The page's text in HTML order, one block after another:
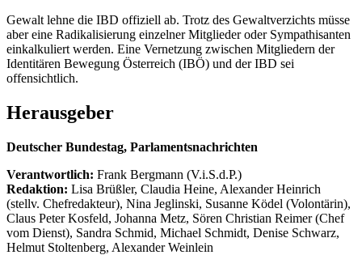
Gewalt lehne die IBD offiziell ab. Trotz des Gewaltverzichts müsse
aber eine Radikalisierung einzelner Mitglieder oder Sympathisanten
einkalkuliert werden. Eine Vernetzung zwischen Mitgliedern der
Identitären Bewegung Österreich (IBÖ) und der IBD sei
offensichtlich.
Herausgeber
Deutscher Bundestag, Parlamentsnachrichten
Verantwortlich: Frank Bergmann (V.i.S.d.P.)
Redaktion: Lisa Brüßler, Claudia Heine, Alexander Heinrich
(stellv. Chefredakteur), Nina Jeglinski, Susanne Ködel (Volontärin),
Claus Peter Kosfeld, Johanna Metz, Sören Christian Reimer (Chef
vom Dienst), Sandra Schmid, Michael Schmidt, Denise Schwarz,
Helmut Stoltenberg, Alexander Weinlein